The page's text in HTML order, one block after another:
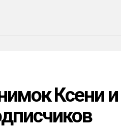
Ксени и